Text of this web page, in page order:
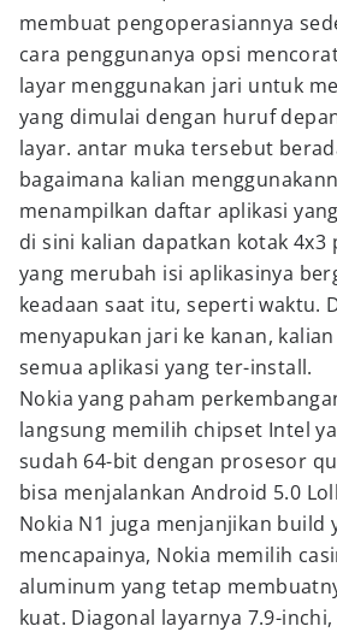
membuat pengoperasiannya
cara penggunanya opsi
layar menggunakan jari untuk
yang dimulai dengan huruf
layar. antar muka tersebut
bagaimana kalian
menampilkan daftar aplikasi
di sini kalian dapatkan kotak 4x3
yang merubah isi aplikasinya
keadaan saat itu, seperti waktu.
menyapukan jari ke kanan,
semua aplikasi yang ter-install.
Nokia yang paham
langsung memilih chipset Intel
sudah 64-bit dengan prosesor
bisa menjalankan Android 5.0
Nokia N1 juga menjanjikan build
mencapainya, Nokia memilih
aluminum yang tetap
kuat. Diagonal layarnya 7.9-